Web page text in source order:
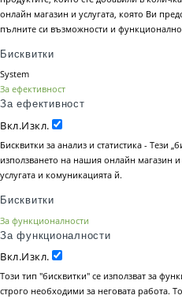
онлайн магазин и услугата, която Ви
пълните си възможности и
Бисквитки
System
За ефективност
За ефективност
Вкл.Изкл.
Бисквитки за анализ и статистика - Тези
използването на нашия онлайн магазин
услугата и комуникацията й.
Бисквитки
За функционалности
За функционалности
Вкл.Изкл.
Този тип "бисквитки" се използват за
строго необходими за неговата работа.